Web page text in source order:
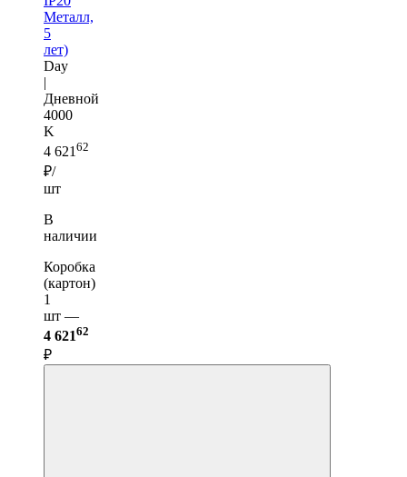
Металл,
5
лет)
Day
|
Дневной
4000
K
4 62162
₽/
шт
В
наличии
Коробка
(картон)
1
шт —
4 62162
₽